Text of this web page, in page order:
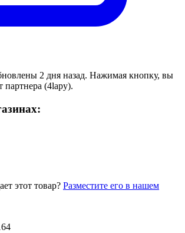
2 дня назад. Нажимая кнопку, вы
партнера (4lapy).
этот товар? Разместите его в нашем